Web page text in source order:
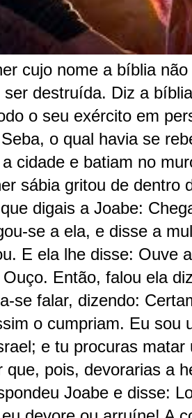
cujo nome a bíblia
ser destruída. Diz a
o seu exército em
o qual havia se
cidade e batiam no
sábia gritou de dentro
digais a Joabe:
se a ela, e disse a
E ela lhe disse: Ouve
Então, falou ela
se falar, dizendo:
o cumpriam. Eu sou
e tu procuras
que, pois, devorarias a
Joabe e disse: